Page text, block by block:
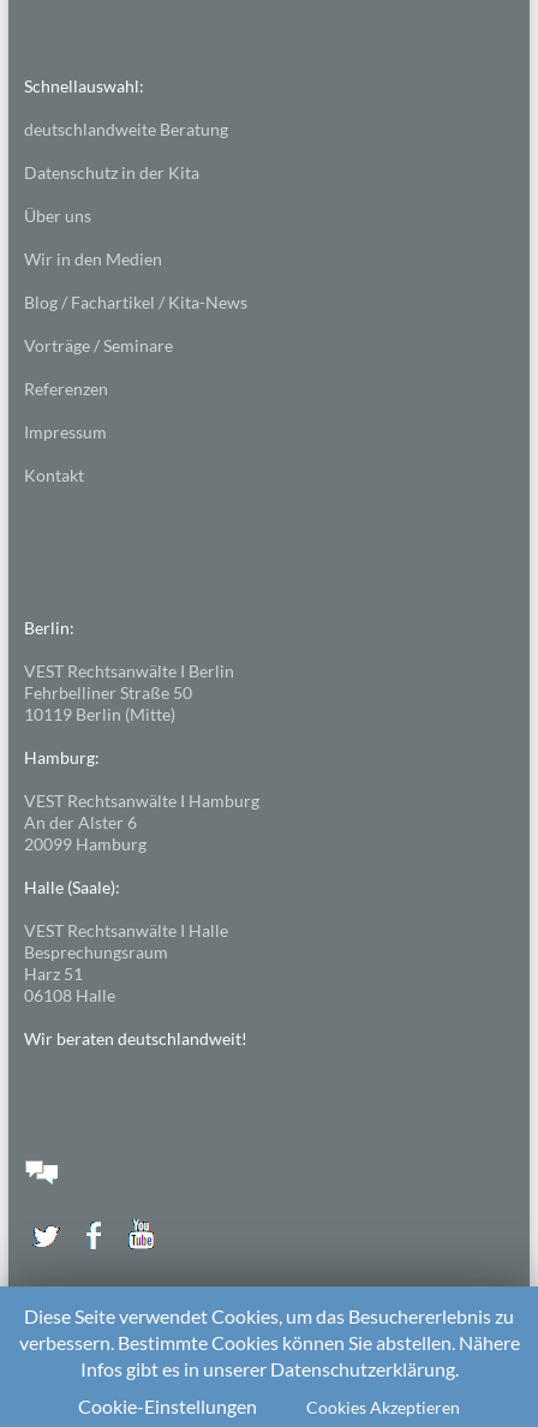
Schnellauswahl:
deutschlandweite Beratung
Datenschutz in der Kita
Über uns
Wir in den Medien
Blog / Fachartikel / Kita-News
Vorträge / Seminare
Referenzen
Impressum
Kontakt
Berlin:
VEST Rechtsanwälte I Berlin
Fehrbelliner Straße 50
10119 Berlin (Mitte)
Hamburg:
VEST Rechtsanwälte I Hamburg
An der Alster 6
20099 Hamburg
Halle (Saale):
VEST Rechtsanwälte I Halle
Besprechungsraum
Harz 51
06108 Halle
Wir beraten deutschlandweit!
2026 beiDie KitarechtlerUnterstützt von:WordPress. Theme: Spacious von
ThemeGrill
Diese Seite verwendet Cookies, um das Besuchererlebnis zu
verbessern. Bestimmte Cookies können Sie abstellen. Nähere
Infos gibt es in unserer Datenschutzerklärung.
Cookie-Einstellungen
Cookies Akzeptieren